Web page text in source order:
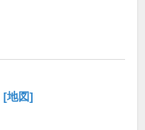
[地図]